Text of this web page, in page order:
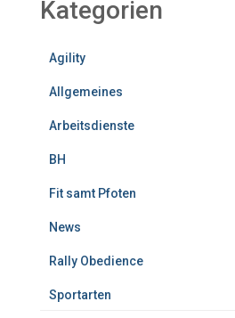
Kategorien
Agility
Allgemeines
Arbeitsdienste
BH
Fit samt Pfoten
News
Rally Obedience
Sportarten